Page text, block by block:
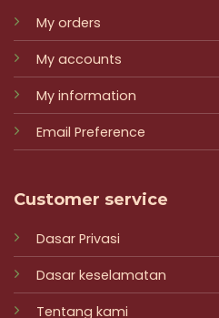
My orders
My accounts
My information
Email Preference
Customer service
Dasar Privasi
Dasar keselamatan
Tentang kami